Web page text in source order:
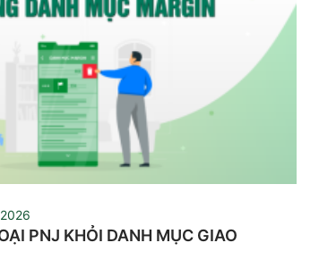
PNJ KHỎI DANH MỤC GIAO